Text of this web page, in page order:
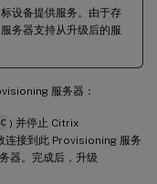
设备提供服务。由于存
务器支持从升级后的服
服务器：
) 并停止 Citrix
接到此 Provisioning 服务
器。完成后，升级